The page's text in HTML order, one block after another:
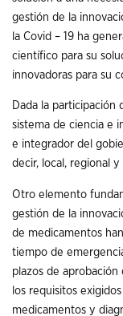
gestión de la
la Covid – 19 ha
científico para su
innovadoras para su
Dada la participación
sistema de ciencia e
e integrador del
decir, local, regional y
Otro elemento
gestión de la
de medicamentos
tiempo de
plazos de aprobación
los requisitos
medicamentos y